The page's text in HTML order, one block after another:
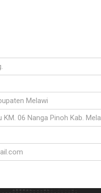
Melawi
06 Nanga Pinoh Kab.